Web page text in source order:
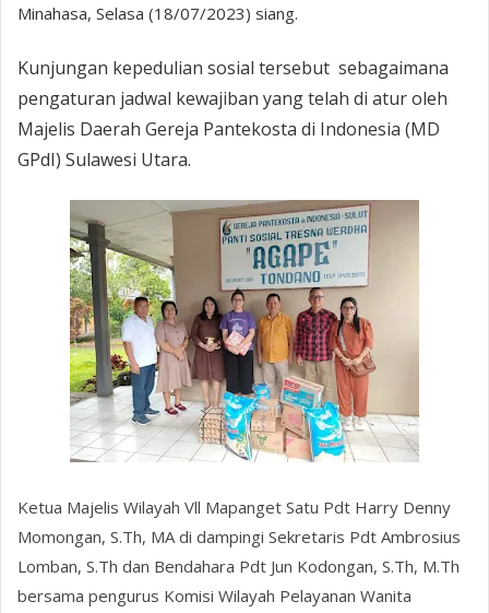
Minahasa, Selasa (18/07/2023) siang.
Kunjungan kepedulian sosial tersebut sebagaimana
pengaturan jadwal kewajiban yang telah di atur oleh
Majelis Daerah Gereja Pantekosta di Indonesia (MD
GPdI) Sulawesi Utara.
Ketua Majelis Wilayah Vll Mapanget Satu Pdt Harry Denny
Momongan, S.Th, MA di dampingi Sekretaris Pdt Ambrosius
Lomban, S.Th dan Bendahara Pdt Jun Kodongan, S.Th, M.Th
bersama pengurus Komisi Wilayah Pelayanan Wanita